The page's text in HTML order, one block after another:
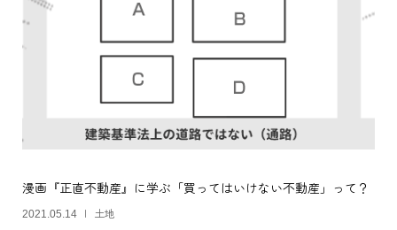
漫画『正直不動産』に学ぶ「買ってはいけない不動産」って？
2021.05.14 土地